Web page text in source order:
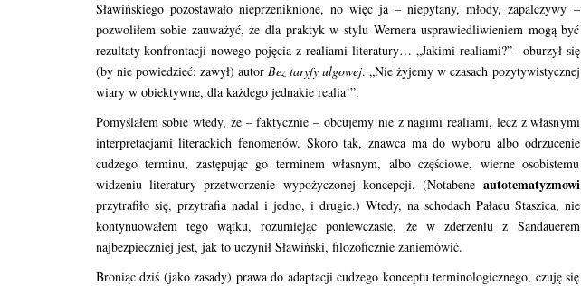
Sławińskiego pozostawało nieprzeniknione, no więc ja – niepytany, młody, zapalczywy –
pozwoliłem sobie zauważyć, że dla praktyk w stylu Wernera usprawiedliwieniem mogą być
rezultaty konfrontacji nowego pojęcia z realiami literatury… „Jakimi realiami?”– oburzył się
(by nie powiedzieć: zawył) autor Bez taryfy ulgowej. „Nie żyjemy w czasach pozytywistycznej
wiary w obiektywne, dla każdego jednakie realia!”.
Pomyślałem sobie wtedy, że – faktycznie – obcujemy nie z nagimi realiami, lecz z własnymi
interpretacjami literackich fenomenów. Skoro tak, znawca ma do wyboru albo odrzucenie
cudzego terminu, zastępując go terminem własnym, albo częściowe, wierne osobistemu
widzeniu literatury przetworzenie wypożyczonej koncepcji. (Notabene autotematyzmowi
przytrafiło się, przytrafia nadal i jedno, i drugie.) Wtedy, na schodach Pałacu Staszica, nie
kontynuowałem tego wątku, rozumiejąc poniewczasie, że w zderzeniu z Sandauerem
najbezpieczniej jest, jak to uczynił Sławiński, filozoficznie zaniemówić.
Broniąc dziś (jako zasady) prawa do adaptacji cudzego konceptu terminologicznego, czuję się